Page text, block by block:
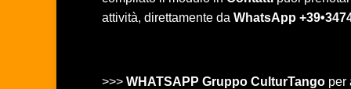
attività, direttamente da WhatsApp
>>> WHATSAPP Gruppo CulturTango per